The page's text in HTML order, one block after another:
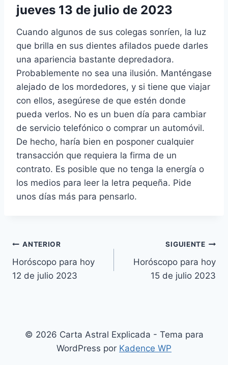
jueves 13 de julio de 2023
Cuando algunos de sus colegas sonríen, la luz
que brilla en sus dientes afilados puede darles
una apariencia bastante depredadora.
Probablemente no sea una ilusión. Manténgase
alejado de los mordedores, y si tiene que viajar
con ellos, asegúrese de que estén donde
pueda verlos. No es un buen día para cambiar
de servicio telefónico o comprar un automóvil.
De hecho, haría bien en posponer cualquier
transacción que requiera la firma de un
contrato. Es posible que no tenga la energía o
los medios para leer la letra pequeña. Pide
unos días más para pensarlo.
Navegación
de
ANTERIOR
Horóscopo para hoy
12 de julio 2023
SIGUIENTE
Horóscopo para hoy
15 de julio 2023
© 2026 Carta Astral Explicada - Tema para
WordPress por Kadence WP